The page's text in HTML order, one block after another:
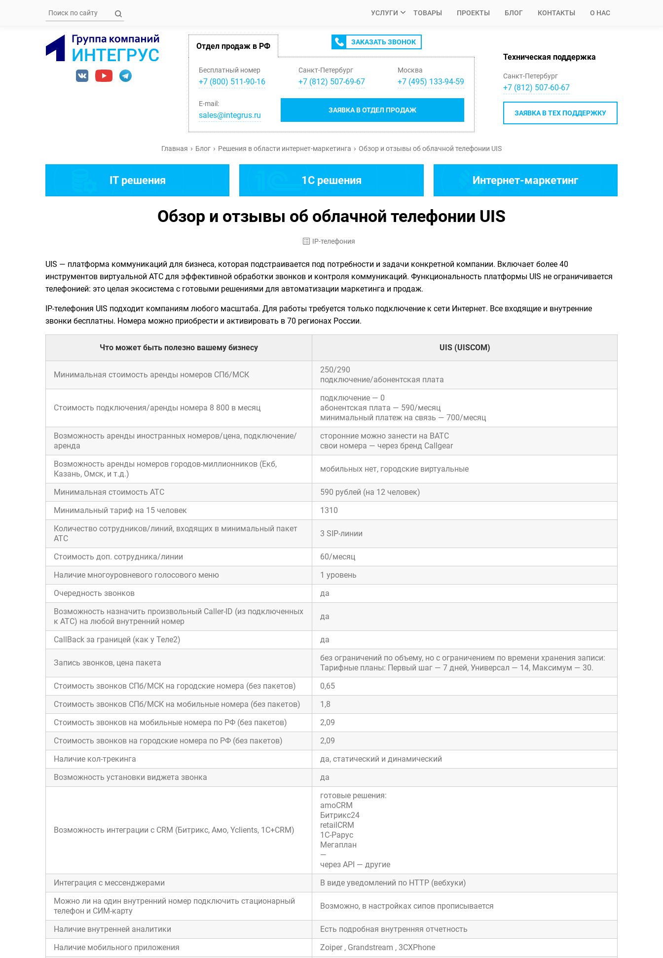
УСЛУГИ ТОВАРЫ ПРОЕКТЫ БЛОГ КОНТАКТЫ О НАС
Отдел продаж в РФ ЗАКАЗАТЬ ЗВОНОК
Бесплатный номер
+7 (800) 511-90-16
Санкт-Петербург
+7(812) 507-69-67
Москва
+7 (495) 133-94-59
ЗАЯВКА В ОТДЕЛ ПРОДАЖ
E-mail:
sales@integrus.ru
Техническая поддержка
Санкт-Петербург
+7 (812) 507-60-67
ЗАЯВКА В ТЕХ ПОДДЕРЖКУ
Главная Блог Решения в области интернет-маркетинга Обзор и отзывы об облачной телефонии UIS
IT решения 1C решения Интернет-маркетинг
Обзор и отзывы об облачной телефонии UIS
IP-телефония
UIS — платформа коммуникаций для бизнеса, которая подстраивается под потребности и задачи конкретной компании. Включает более 40
инструментов виртуальной АТС для эффективной обработки звонков и контроля коммуникаций. Функциональность платформы UIS не ограничивается
телефонией: это целая экосистема с готовыми решениями для автоматизации маркетинга и продаж.
IP-телефония UIS подходит компаниям любого масштаба. Для работы требуется только подключение к сети Интернет. Все входящие и внутренние
звонки бесплатны. Номера можно приобрести и активировать в 70 регионах России.
Что может быть полезно вашему бизнесу UIS (UISCOM)
Минимальная стоимость аренды номеров СПб/МСК
250/290
подключение/абонентская плата
Стоимость подключения/аренды номера 8 800 в месяц
подключение — 0
абонентская плата — 590/месяц
минимальный платеж на связь — 700/месяц
Возможность аренды иностранных номеров/цена, подключение/
аренда
сторонние можно занести на ВАТС
свои номера — через бренд Callgear
Возможность аренды номеров городов-миллионников (Екб,
Казань, Омск, и т.д.)
мобильных нет, городские виртуальные
Минимальная стоимость АТС
590 рублей (на 12 человек)
Минимальный тариф на 15 человек
1310
Количество сотрудников/линий, входящих в минимальный пакет
АТС
3 SIP-линии
Стоимость доп. сотрудника/линии
60/месяц
Наличие многоуровневого голосового меню
1 уровень
Очередность звонков
да
Возможность назначить произвольный Caller-ID (из подключенных
к АТС) на любой внутренний номер
да
CallBack за границей (как у Теле2) да
Запись звонков, цена пакета
без ограничений по объему, но с ограничением по времени хранения записи:
Тарифные планы: Первый шаг — 7 дней, Универсал — 14, Максимум — 30.
Стоимость звонков СПб/МСК на городские номера (без пакетов)
0,65
Стоимость звонков СПб/МСК на мобильные номера (без пакетов)
1,8
Стоимость звонков на мобильные номера по РФ (без пакетов)
2,09
Стоимость звонков на городские номера по РФ (без пакетов)
2,09
Наличие кол-трекинга
да, статический и динамический
Возможность установки виджета звонка
да
Возможность интеграции с CRM (Битрикс, Амо, Yclients, 1С+CRM)
готовые решения:
amoCRM
Битрикс24
retailCRM
1С-Рарус
Мегаплан
—
через API — другие
Интеграция с мессенджерами
В виде уведомлений по HTTP (вебхуки)
Можно ли на один внутренний номер подключить стационарный
телефон и СИМ-карту
Возможно, в настройках сипов прописывается
Наличие внутренней аналитики
Есть подробная внутренняя отчетность
Наличие мобильного приложения
Zoiper , Grandstream , 3CXPhone